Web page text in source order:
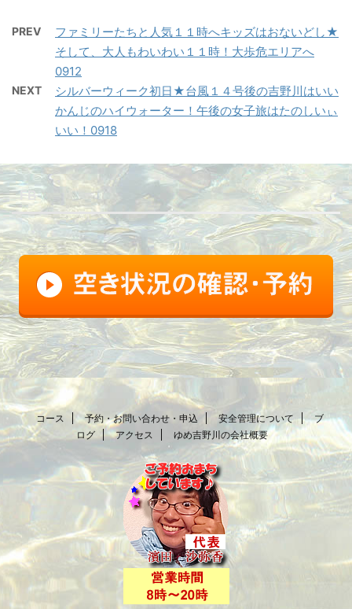
PREV
ファミリーたちと人気１１時へキッズはおないどし★
そして、大人もわいわい１１時！大歩危エリアへ
0912
NEXT
シルバーウィーク初日★台風１４号後の吉野川はいい
かんじのハイウォーター！午後の女子旅はたのしいぃ
いい！0918
FB
コース 予約・お問い合わせ・申込 安全管理について
ブ
ログ
アクセス ゆめ吉野川の会社概要